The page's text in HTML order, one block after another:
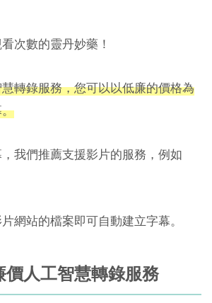
次數的靈丹妙藥！
轉錄服務，您可以以低廉的價格為
我們推薦支援影片的服務，例如
網站的檔案即可自動建立字幕。
價人工智慧轉錄服務